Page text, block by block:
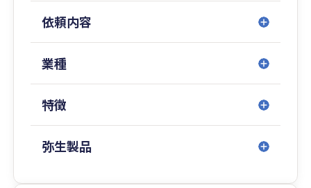
◇ セカンドオピニオン相談OK
◇ 新人スタッフではなく税理士または有資格者
ど)との連携
◇ 30代の税理士在籍
◇ 相談無料 お気軽にご相談ください
依頼内容
業種
特徴
弥生製品